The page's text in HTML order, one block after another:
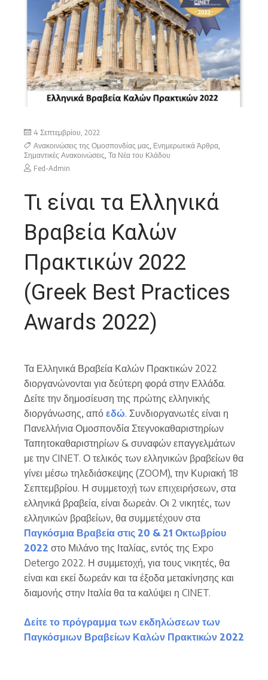
4 Σεπτεμβρίου, 2022
Ανακοινώσεις της Ομοσπονδίας μας Ενημερωτικά Άρθρα
Σημαντικές Ανακοινώσεις Τα Νέα του Κλάδου
Fed-Admin
Τι είναι τα Ελληνικά
Βραβεία Καλών
Πρακτικών 2022
(Greek Best Practices
Awards 2022)
Τα Ελληνικά Βραβεία Καλών Πρακτικών 2022
διοργανώνονται για δεύτερη φορά στην Ελλάδα.
Δείτε την δημοσίευση της πρώτης ελληνικής
διοργάνωσης, από εδώ. Συνδιοργανωτές είναι η
Πανελλήνια Ομοσπονδία Στεγνοκαθαριστηρίων
Ταπητοκαθαριστηρίων & συναφών επαγγελμάτων
με την CINET. Ο τελικός των ελληνικών βραβείων θα
γίνει μέσω τηλεδιάσκεψης (ZOOM), την Κυριακή 18
Σεπτεμβρίου. Η συμμετοχή των επιχειρήσεων, στα
ελληνικά βραβεία, είναι δωρεάν. Οι 2 νικητές, των
ελληνικών βραβείων, θα συμμετέχουν στα
Παγκόσμια Βραβεία στις 20 & 21 Οκτωβρίου
2022 στο Μιλάνο της Ιταλίας, εντός της Expo
Detergo 2022. Η συμμετοχή, για τους νικητές, θα
είναι και εκεί δωρεάν και τα έξοδα μετακίνησης και
διαμονής στην Ιταλία θα τα καλύψει η CINET.
Δείτε το πρόγραμμα των εκδηλώσεων των
Παγκόσμιων Βραβείων Καλών Πρακτικών 2022